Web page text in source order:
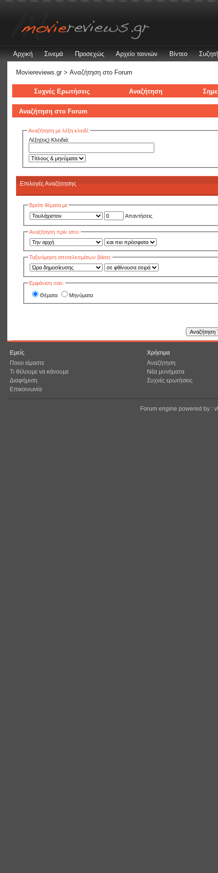
Αρχική Σινεμά Προσεχώς Αρχείο ταινιών Βίντεο
Moviereviews.gr > Αναζήτηση στo Forum
Συχνές Ερωτήσεις Αναζήτηση
Αναζήτηση στo Forum
Αναζήτηση με λέξη κλειδί:
Λέξη(εις) Κλειδιά:
Επιλογές Αναζήτησης
Βρείτε θέματα με
Απαντήσεις
Αναζήτηση πρίν απο:
Ταξινόμηση αποτελεσμάτων βάσει:
Εμφάνιση σαν:
Θέματα Μηνύματα
Εμείς
Ποιοι είμαστε
Τι θέλουμε να κάνουμε
Διαφήμιση
Επικοινωνία
Χρήσιμα
Αναζήτηση
Νέα μυνήματα
Συχνές ερωτήσεις
Forum engine powered by :